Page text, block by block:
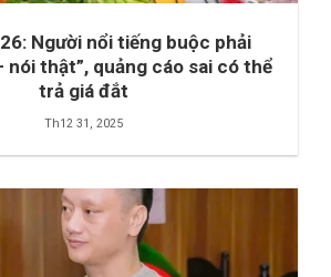
Người nổi tiếng buộc phải
nói thật”, quảng cáo sai có thể
trả giá đắt
Th12 31, 2025